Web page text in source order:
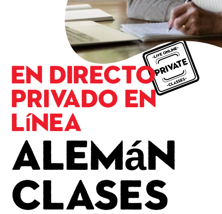
En directo
Privado en
línea
Alemán
Clases